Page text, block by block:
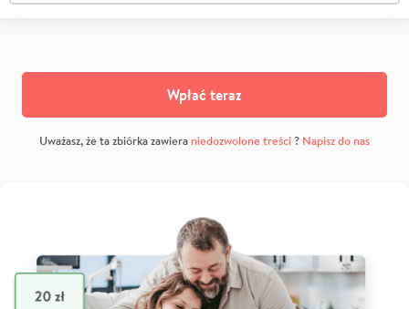
Wpłać teraz
Uważasz, że ta zbiórka zawiera niedozwolone treści? Napisz do nas